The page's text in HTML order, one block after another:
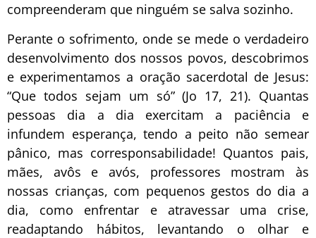
compreenderam que ninguém se salva sozinho.
Perante o sofrimento, onde se mede o verdadeiro
desenvolvimento dos nossos povos, descobrimos
e experimentamos a oração sacerdotal de Jesus:
“Que todos sejam um só” (Jo 17, 21). Quantas
pessoas dia a dia exercitam a paciência e
infundem esperança, tendo a peito não semear
pânico, mas corresponsabilidade! Quantos pais,
mães, avôs e avós, professores mostram às
nossas crianças, com pequenos gestos do dia a
dia, como enfrentar e atravessar uma crise,
readaptando hábitos, levantando o olhar e